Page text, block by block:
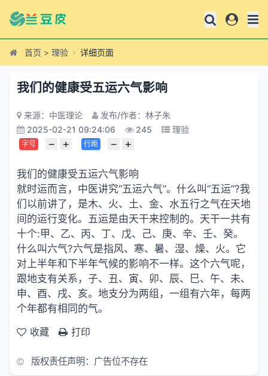
首页 > 理验 详细页面
我们的健康受五运六气影响
来源：中医理论
发布/作者：林子朱
2025-02-21 09:24:06
245 理验
字号 − + 行距 − +
我们的健康受五运六气影响
就时运而言，中医讲究“五运六气”。什么叫“五运”?我
们以前讲了，是木、火、土、金、水五行之气在天地
间的运行变化。五运是由天干来控制的。天干一共有
十个:甲、乙、丙、丁、戊、己、庚、辛、壬、癸。
什么叫六气?六气是指风、寒、暑、湿、燥、火。它
对上半年和下半年气候的影响不一样。这个六气呢，
跟地支有关系，子、丑、寅、卯、辰、巳、午、未、
申、酉、戌、亥。地支分为两组，一组有六年，每两
个年都有相同的气。
收藏
打印
版权责任声明：广告位不存在